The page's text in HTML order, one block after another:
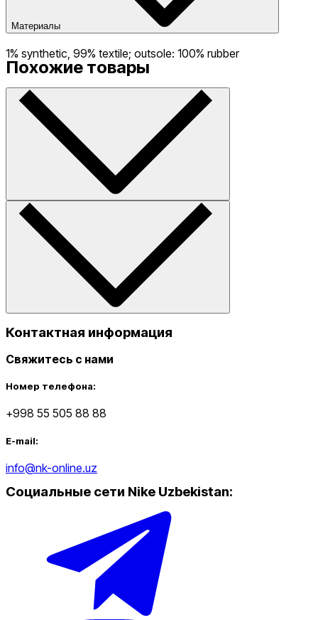
Материалы
1% synthetic, 99% textile; outsole: 100% rubber
Похожие товары
Контактная информация
Свяжитесь с нами
Номер телефона:
+998 55 505 88 88
E-mail:
info@nk-online.uz
Социальные сети Nike Uzbekistan: